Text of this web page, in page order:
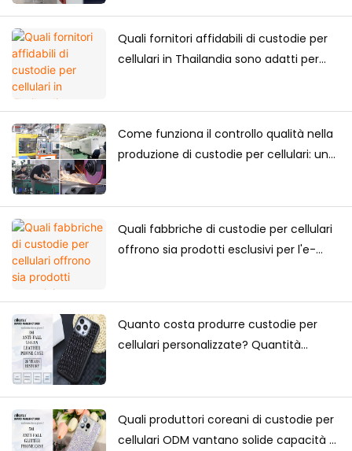
Quali fornitori affidabili di custodie per
cellulari in Thailandia sono adatti per
Come funziona il controllo qualità nella
produzione di custodie per cellulari: una
Quali fabbriche di custodie per cellulari
offrono sia prodotti esclusivi per l'e-
Quanto costa produrre custodie per
cellulari personalizzate? Quantità
Quali produttori coreani di custodie per
cellulari ODM vantano solide capacità di